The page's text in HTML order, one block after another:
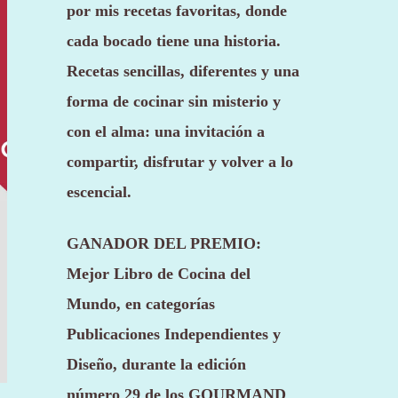
por mis recetas favoritas, donde
cada bocado tiene una historia.
Recetas sencillas, diferentes y una
forma de cocinar sin misterio y
con el alma: una invitación a
compartir, disfrutar y volver a lo
escencial.
GANADOR DEL PREMIO:
Mejor Libro de Cocina del
Mundo, en categorías
Publicaciones Independientes y
Diseño, durante la edición